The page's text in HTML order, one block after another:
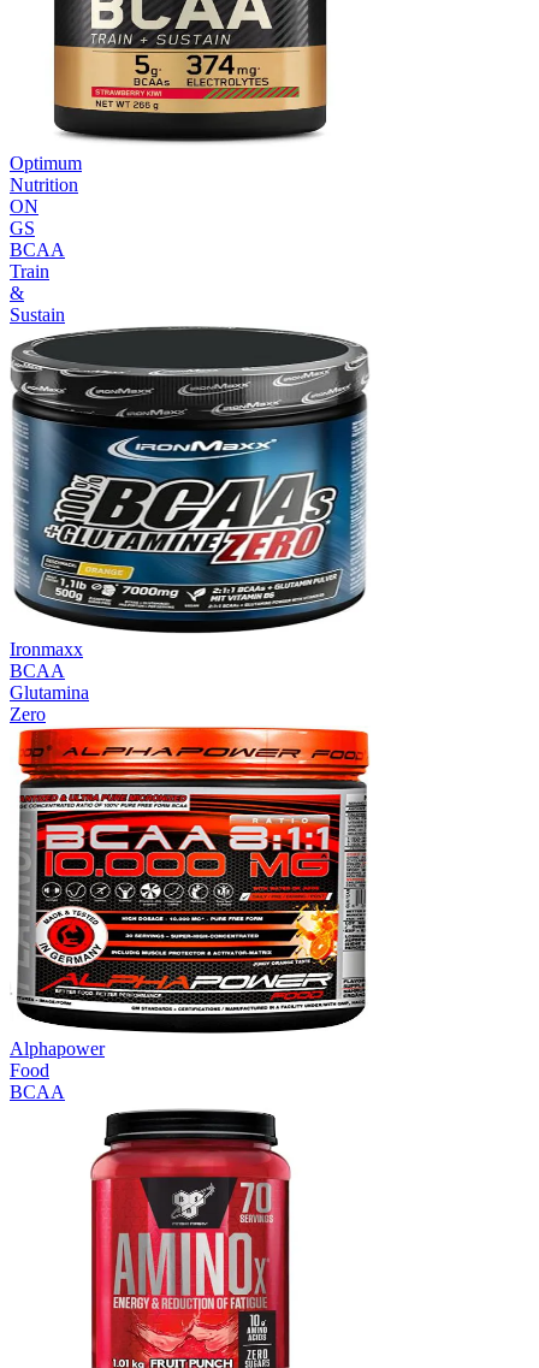
Optimum
Nutrition
ON
GS
BCAA
Train
&
Sustain
Ironmaxx
BCAA
Glutamina
Zero
Alphapower
Food
BCAA